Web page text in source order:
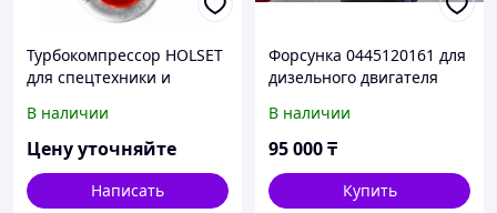
Турбокомпрессор HOLSET
для спецтехники и
В наличии
Цену уточняйте
Написать
Форсунка 0445120161 для
дизельного двигателя
CUMMINS BOSCH
В наличии
95 000₸
Купить